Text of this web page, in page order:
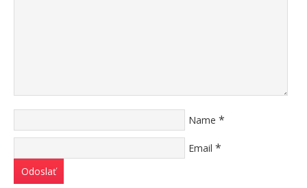
Name *
Email *